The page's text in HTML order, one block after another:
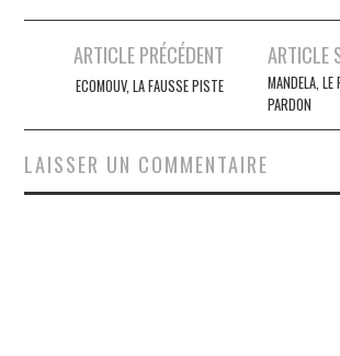
navigation
ARTICLE PRÉCÉDENT
ECOMOUV, LA FAUSSE PISTE
ARTICLE
MANDELA, LE
PARDON
LAISSER UN COMMENTAIRE